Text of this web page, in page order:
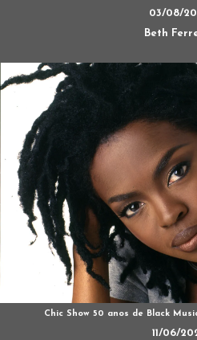
03/08/
Beth
Chic Show 50 anos de Black
11/06/